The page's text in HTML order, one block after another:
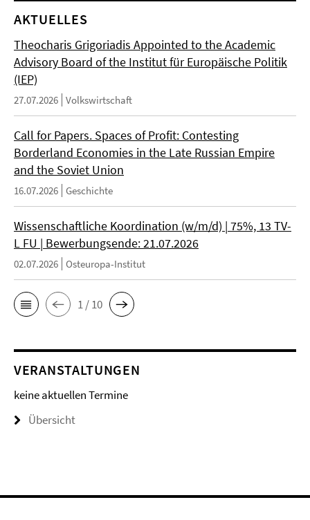
AKTUELLES
Theocharis Grigoriadis Appointed to the Academic
Advisory Board of the Institut für Europäische Politik
(IEP)
27.07.2026 Volkswirtschaft
Call for Papers. Spaces of Profit: Contesting
Borderland Economies in the Late Russian Empire
and the Soviet Union
16.07.2026 Geschichte
Wissenschaftliche Koordination (w/m/d) | 75%, 13 TV-
L FU | Bewerbungsende: 21.07.2026
02.07.2026 Osteuropa-Institut
1 / 10
VERANSTALTUNGEN
keine aktuellen Termine
Übersicht